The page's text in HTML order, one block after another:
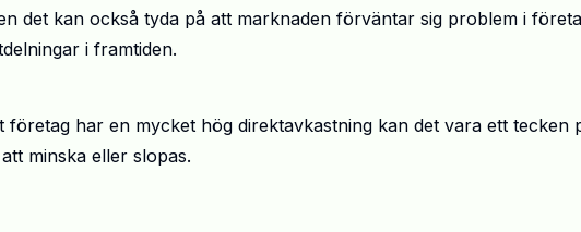
det kan också tyda på att marknaden förväntar sig problem i
i framtiden.
har en mycket hög direktavkastning kan det vara ett tecken
minska eller slopas.